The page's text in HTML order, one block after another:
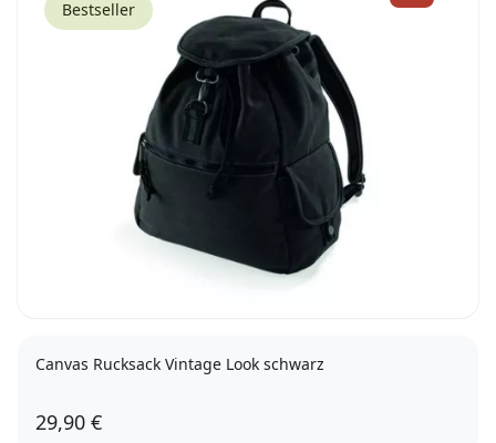
Bestseller
Canvas Rucksack Vintage Look schwarz
29,90 €